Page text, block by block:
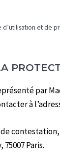
et de
par
à
de
Paris.